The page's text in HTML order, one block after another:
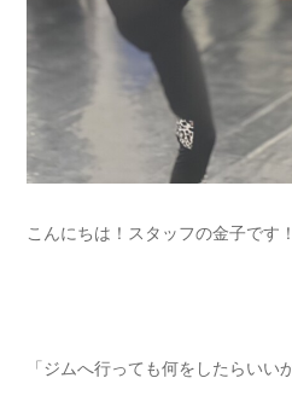
こんにちは！スタッフの金子です！
「ジムへ行っても何をしたらいい